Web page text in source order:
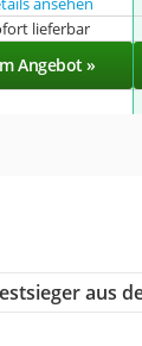
lieferbar
Angebot »
aus